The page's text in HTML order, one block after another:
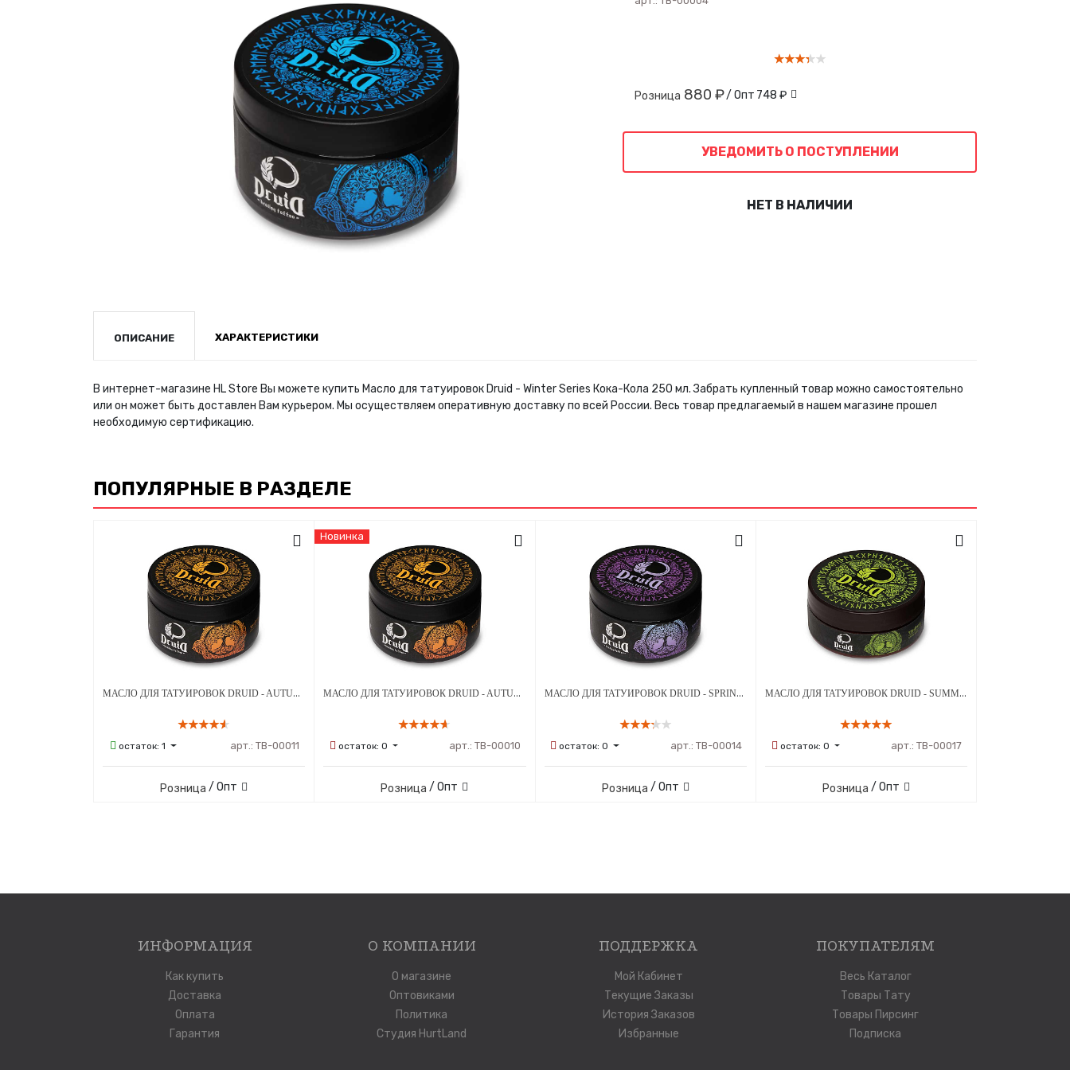
Розница 880 ₽/ Опт 748 ₽
УВЕДОМИТЬ О ПОСТУПЛЕНИИ
НЕТ В НАЛИЧИИ
ОПИСАНИЕ ХАРАКТЕРИСТИКИ
В интернет-магазине HL Store Вы можете купить Масло для татуировок Druid - Winter Series Кока-Кола 250 мл. Забрать купленный товар можно самостоятельно
или он может быть доставлен Вам курьером. Мы осуществляем оперативную доставку по всей России. Весь товар предлагаемый в нашем магазине прошел
необходимую сертификацию.
ПОПУЛЯРНЫЕ В РАЗДЕЛЕ
МАСЛО ДЛЯ ТАТУИРОВОК DRUID - AUTUMN SERIES ВИШНЯ 250 МЛ
остаток:1 арт.: ТВ-00011
Розница / Опт
Новинка
МАСЛО ДЛЯ ТАТУИРОВОК DRUID - AUTUMN SERIES ПЕРСИК 250 МЛ
остаток:0 арт.: ТВ-00010
Розница / Опт
МАСЛО ДЛЯ ТАТУИРОВОК DRUID - SPRING SERIES МЕНТОЛ 250 МЛ
остаток:0 арт.: ТВ-00014
Розница / Опт
МАСЛО ДЛЯ ТАТУИРОВОК DRUID - SUMMER SERIES БАБЛГАМ 150 МЛ
остаток: 0 арт.: ТВ-00017
Розница / Опт
ИНФОРМАЦИЯ
Как купить
Доставка
Оплата
Гарантия
О КОМПАНИИ
О магазине
Оптовиками
Политика
Студия HurtLand
ПОДДЕРЖКА
Мой Кабинет
Текущие Заказы
История Заказов
Избранные
ПОКУПАТЕЛЯМ
Весь Каталог
Товары Тату
Товары Пирсинг
Подписка